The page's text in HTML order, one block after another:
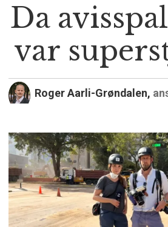
Da
var
Roger Aarli-Grøndalen,